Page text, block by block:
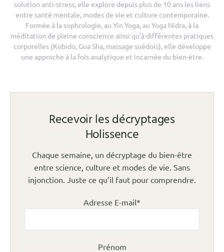
solution anti-stress, elle explore depuis plus de 10 ans les liens
entre santé mentale, modes de vie et culture contemporaine.
Formée à la sophrologie, au Yin Yoga, au Yoga Nidra, à la
méditation de pleine conscience ainsi qu’à différentes pratiques
corporelles (Kobido, Gua Sha, massage suédois), elle développe
une approche à la fois analytique et incarnée du bien-être.
Recevoir les décryptages
Holissence
Chaque semaine, un décryptage du bien-être
entre science, culture et modes de vie. Sans
injonction. Juste ce qu’il faut pour comprendre.
Adresse E-mail*
Prénom